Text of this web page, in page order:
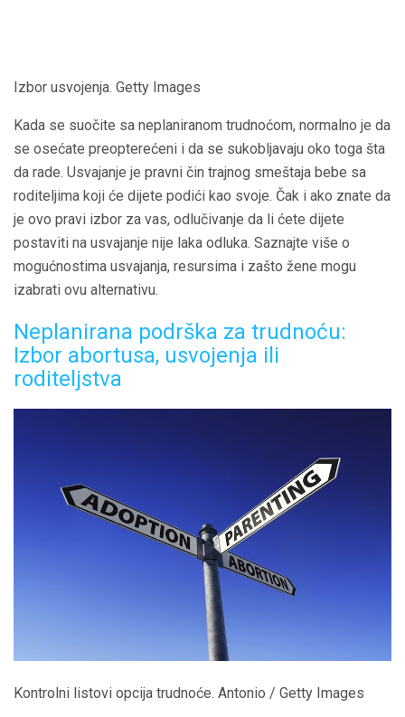
Izbor usvojenja. Getty Images
Kada se suočite sa neplaniranom trudnoćom, normalno je da
se osećate preopterećeni i da se sukobljavaju oko toga šta
da rade. Usvajanje je pravni čin trajnog smeštaja bebe sa
roditeljima koji će dijete podići kao svoje. Čak i ako znate da
je ovo pravi izbor za vas, odlučivanje da li ćete dijete
postaviti na usvajanje nije laka odluka. Saznajte više o
mogućnostima usvajanja, resursima i zašto žene mogu
izabrati ovu alternativu.
Neplanirana podrška za trudnoću:
Izbor abortusa, usvojenja ili
roditeljstva
Kontrolni listovi opcija trudnoće. Antonio / Getty Images